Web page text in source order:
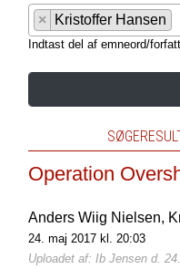
× Kristoffer Hansen
Indtast del af emneord/
Operation
Anders Wiig Nielsen,
24. maj 2017 kl. 20:03
Uploadet af: Ib Jensen d.